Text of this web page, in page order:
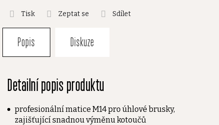
Tisk Zeptat se Sdílet
Popis Diskuze
Detailní popis produktu
profesionální matice M14 pro úhlové brusky,
zajišťující snadnou výměnu kotoučů